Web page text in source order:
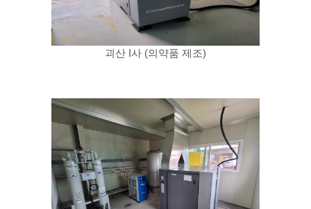
괴산 I사 (의약품 제조)